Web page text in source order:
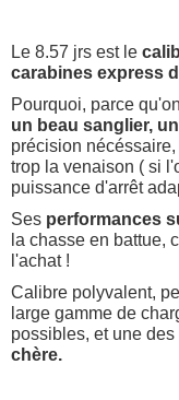
Le 8.57 jrs est le
carabines express
Pourquoi, parce
un beau sanglier,
précision
trop la venaison ( si
puissance d'arrêt
Ses performances
la chasse en battue,
l'achat !
Calibre polyvalent,
large gamme de
possibles, et une des
chère.